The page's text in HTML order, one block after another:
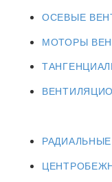
ОСЕВЫЕ
МОТОРЫ